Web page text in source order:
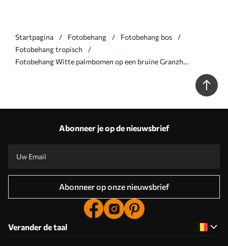
Startpagina Fotobehang
Fotobehang bos
Fotobehang tropisch
Fotobehang Witte palmbomen op een bruine Granzh
Abonneer je op de nieuwsbrief
Abonneer op onze nieuwsbrief
Verander de taal